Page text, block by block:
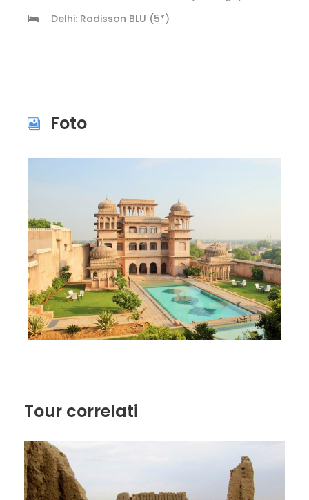
Delhi: Radisson BLU (5*)
Foto
Tour correlati